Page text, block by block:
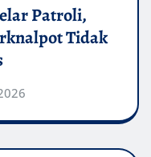
Patroli,
Tidak